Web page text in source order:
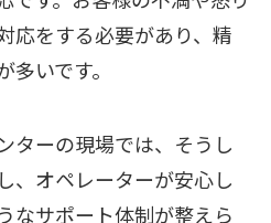
応をする必要があり、精
いです。
ターの現場では、そうし
、オペレーターが安心し
なサポート体制が整えら